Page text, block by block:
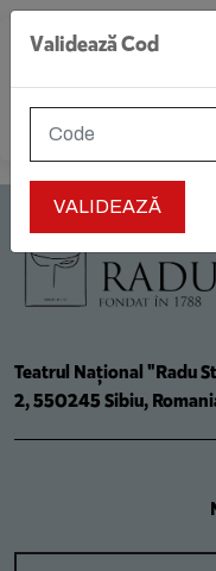
Validează Cod
Teatrul Național "Radu
2, 550245 Sibiu,